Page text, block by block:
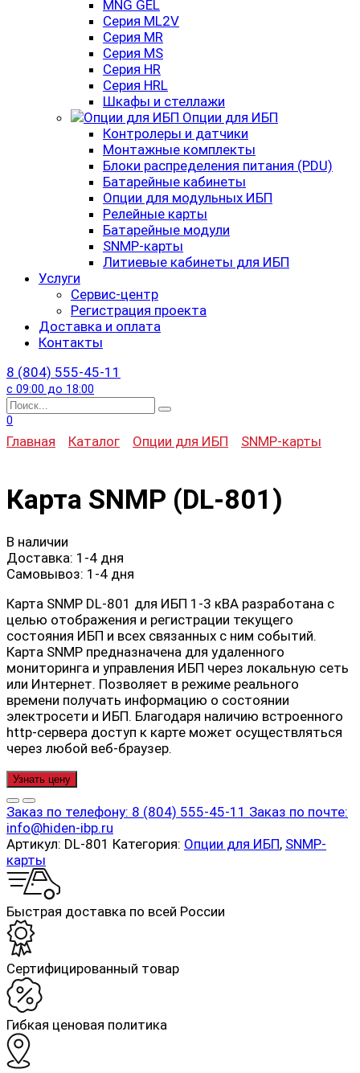
MNG GEL
Серия ML2V
Серия MR
Серия MS
Серия HR
Серия HRL
Шкафы и стеллажи
Опции для ИБП
Контролеры и датчики
Монтажные комплекты
Блоки распределения питания (PDU)
Батарейные кабинеты
Опции для модульных ИБП
Релейные карты
Батарейные модули
SNMP-карты
Литиевые кабинеты для ИБП
Услуги
Сервис-центр
Регистрация проекта
Доставка и оплата
Контакты
8 (804) 555-45-11
с 09:00 до 18:00
Search
for:
0
Главная Каталог Опции для ИБП SNMP-карты
Карта SNMP (DL-801)
В наличии
Доставка: 1-4 дня
Самовывоз: 1-4 дня
Карта SNMP DL-801 для ИБП 1-3 кВА разработана с
целью отображения и регистрации текущего
состояния ИБП и всех связанных с ним событий.
Карта SNMP предназначена для удаленного
мониторинга и управления ИБП через локальную сеть
или Интернет. Позволяет в режиме реального
времени получать информацию о состоянии
электросети и ИБП. Благодаря наличию встроенного
http-сервера доступ к карте может осуществляться
через любой веб-браузер.
Узнать цену
Заказ по телефону: 8 (804) 555-45-11 Заказ по почте:
info@hiden-ibp.ru
Артикул: DL-801 Категория: Опции для ИБП, SNMP-
карты
Быстрая доставка по всей России
Cертифицированный товар
Гибкая ценовая политика